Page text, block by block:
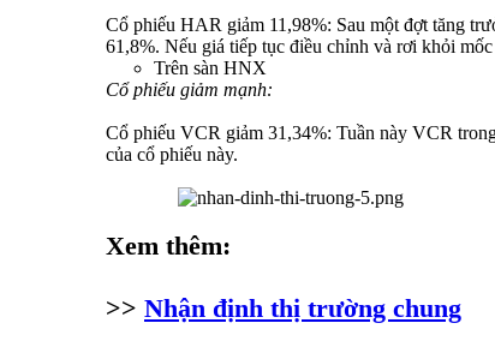
Cổ phiếu HAR giảm 11,98%: Sau một đợt tăng
61,8%. Nếu giá tiếp tục điều chỉnh và rơi khỏi
Trên sàn HNX
Cổ phiếu giảm mạnh:
Cổ phiếu VCR giảm 31,34%: Tuần này VCR
của cổ phiếu này.
Xem thêm:
>> Nhận định thị trường chung